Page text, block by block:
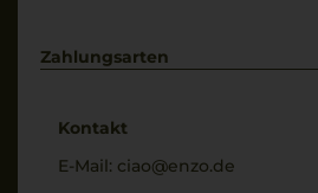
Bewertungs-Richtlinien
Zahlungsarten
Kontakt
E-Mail: ciao@enzo.de